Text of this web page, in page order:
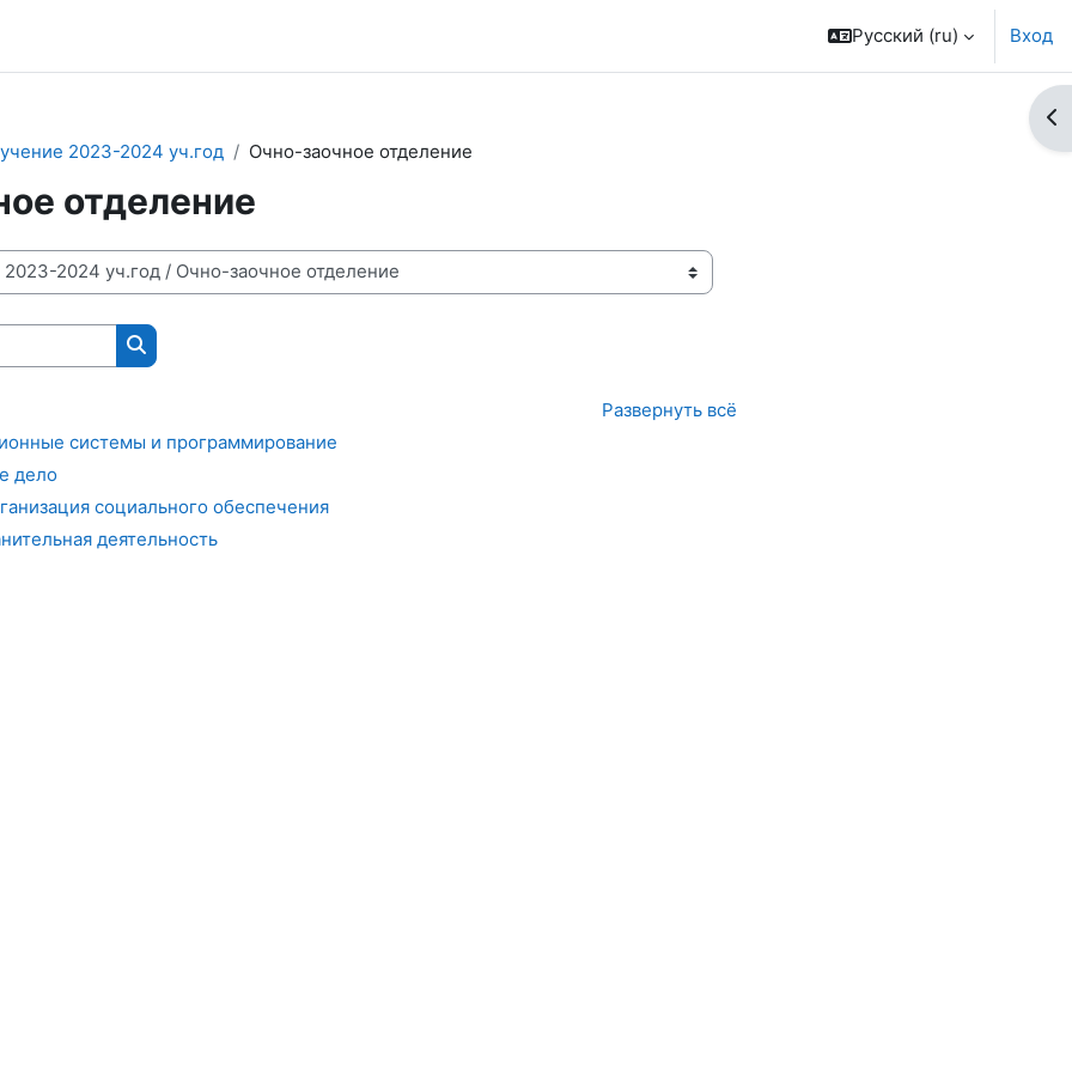
Русский ‎(ru)‎ Вход
2023-2024 уч.год Очно-заочное отделение
отделение
Поиск курса
Развернуть всё
системы и программирование
дело
социального обеспечения
деятельность